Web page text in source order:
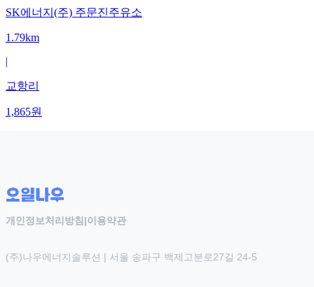
SK에너지(주) 주문진주유소
1.79km
|
교항리
1,865원
개인정보처리방침 |이용약관
(주)나우에너지솔루션 | 서울 송파구 백제고분로27길 24-5